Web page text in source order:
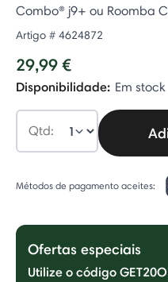
Combo® j9+ ou Roomba
Artigo # 4624872
29,99 €
Disponibilidade: Em stock
Qtd:
Métodos de pagamento aceites:
Ofertas especiais
Utilize o código